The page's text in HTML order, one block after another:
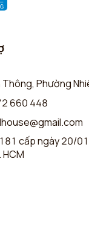
660 448
Phường
cấp ngày 20/